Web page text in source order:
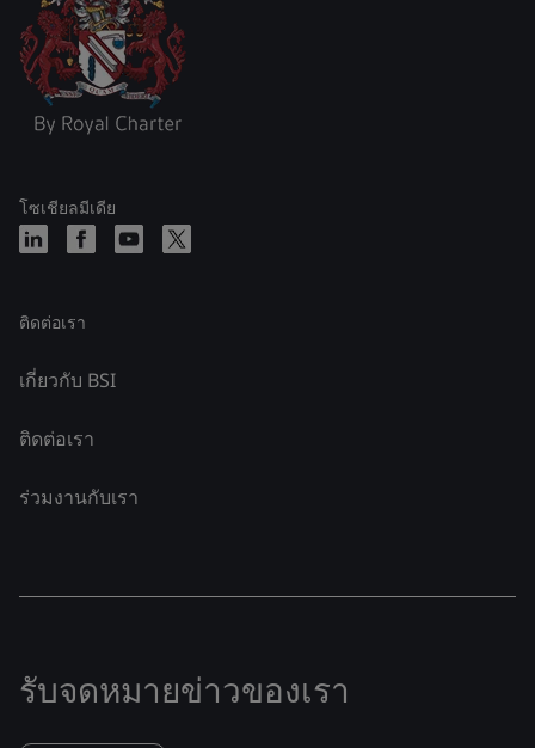
โซเชียลมีเดีย
ติดต่อเรา
เกี่ยวกับ BSI
ติดต่อเรา
ร่วมงานกับเรา
รับจดหมายข่าวของเรา